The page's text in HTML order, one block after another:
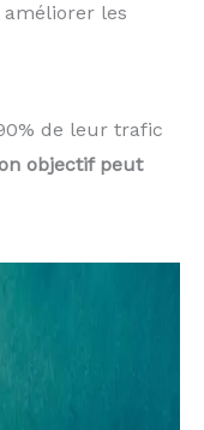
les
de leur trafic
objectif peut